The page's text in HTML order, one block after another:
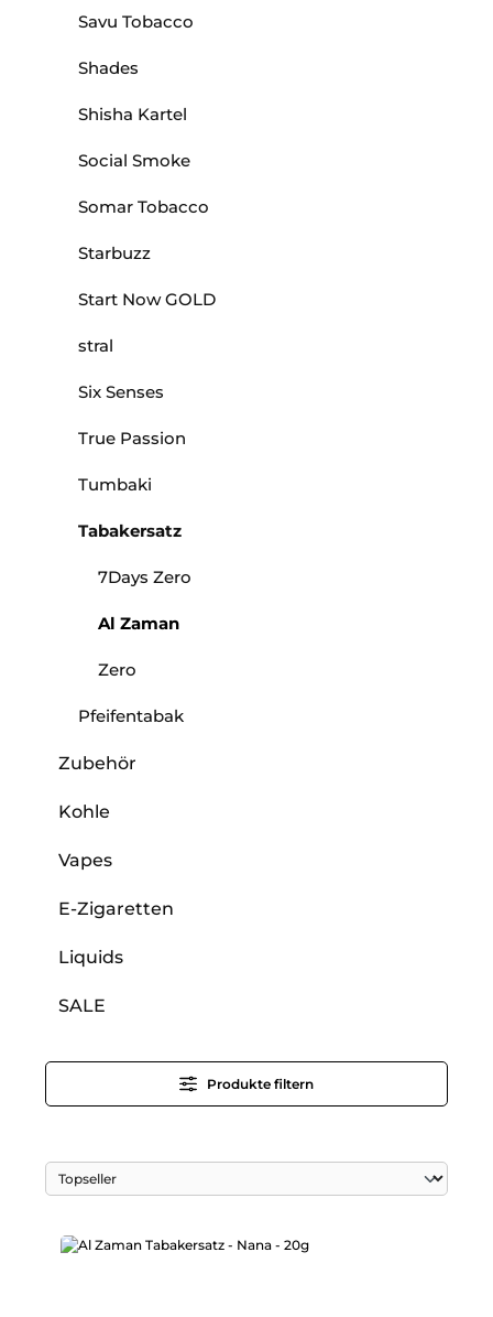
Savu Tobacco
Shades
Shisha Kartel
Social Smoke
Somar Tobacco
Starbuzz
Start Now GOLD
stral
Six Senses
True Passion
Tumbaki
Tabakersatz
7Days Zero
Al Zaman
Zero
Pfeifentabak
Zubehör
Kohle
Vapes
E-Zigaretten
Liquids
SALE
Produkte filtern